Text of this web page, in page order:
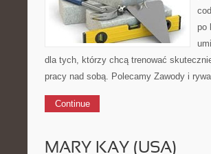
po
dla tych, którzy chcą trenować
pracy nad sobą. Polecamy Zawody i
Continue
MARY KAY (USA)